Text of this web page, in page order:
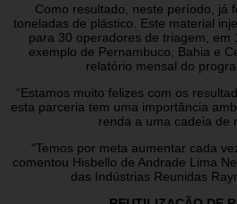
Como resultado, neste período, já
toneladas de plástico. Este material
para 30 operadores de triagem, em
exemplo de Pernambuco, Bahia e
relatório mensal do
“Estamos muito felizes com os
esta parceria tem uma importância
renda a uma cadeia de
“Temos por meta aumentar cada
comentou Hisbello de Andrade Lima
das Indústrias Reunidas